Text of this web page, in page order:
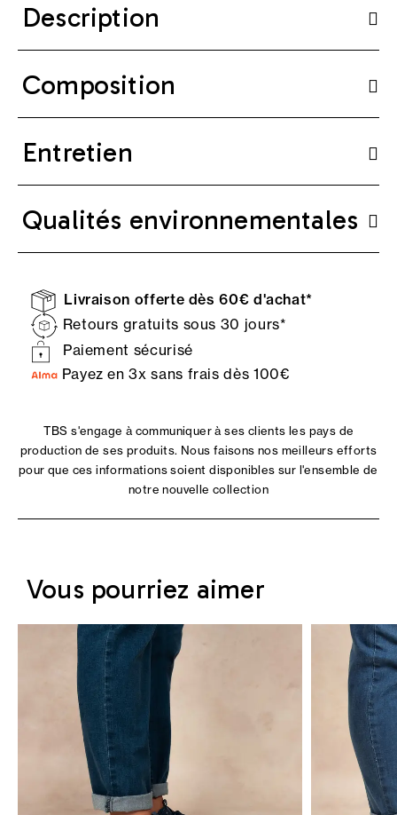
Description
Composition
Entretien
Qualités environnementales
Livraison offerte dès 60€ d'achat*
Retours gratuits sous 30 jours*
Paiement sécurisé
Payez en 3x sans frais dès 100€
TBS s'engage à communiquer à ses clients les pays de
production de ses produits. Nous faisons nos meilleurs efforts
pour que ces informations soient disponibles sur l'ensemble de
notre nouvelle collection
Vous pourriez aimer